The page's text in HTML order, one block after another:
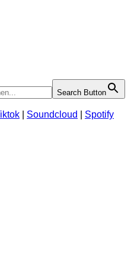
Search Button
Soundcloud Spotify